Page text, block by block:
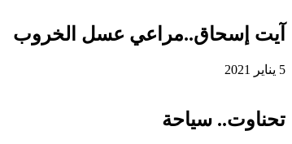
آيت إسحاق..مراعي عسل الخروب
5 يناير 2021
تحناوت.. سياحة